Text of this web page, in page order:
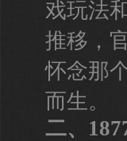
戏玩法
推移，
怀念那
而生。
二、